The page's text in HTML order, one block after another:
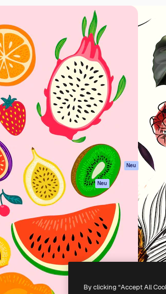
deine beste
als 1 Million
Unternehmen,
Produkte
Spaces
KI-Assistent
KI-Bildgenerator
KI-Videogenerator
KI-
Stimmengenerator
Stock-Inhalte
MCP für
Claude/ChatGPT
Neu
Agenten Neu
API
Mobile App
Alle Magnific-Tools
AGB
Company S.L.U. Alle Rechte vorbehalten
By clicking “Accept All